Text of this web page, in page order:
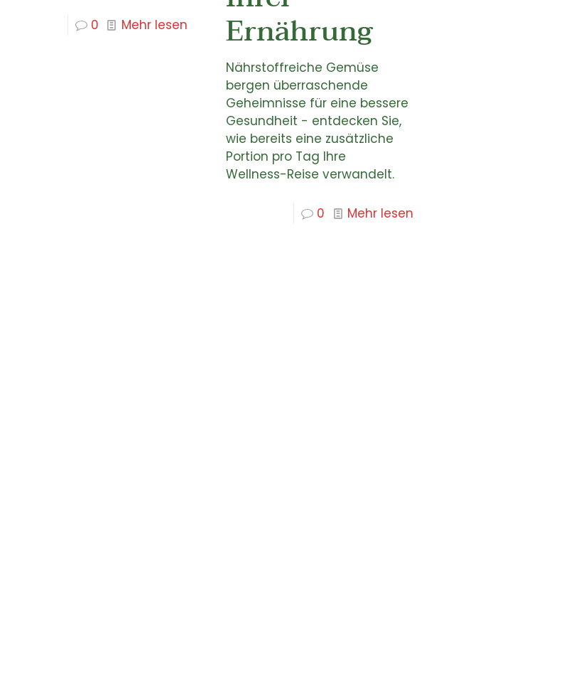
0 Mehr lesen Ernährung
Nährstoffreiche Gemüse
bergen überraschende
Geheimnisse für eine bessere
Gesundheit - entdecken Sie,
wie bereits eine zusätzliche
Portion pro Tag Ihre
Wellness-Reise verwandelt.
0 Mehr lesen